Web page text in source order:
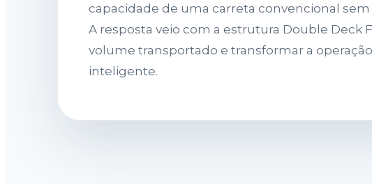
capacidade de uma carreta convencional
A resposta veio com a estrutura Double Deck
volume transportado e transformar a
inteligente.